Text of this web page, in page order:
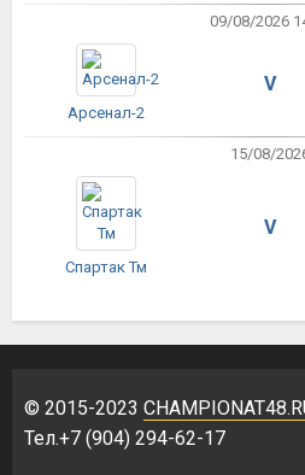
09/08/2026
Арсенал-2
V
15/08/
Спартак Тм
V
© 2015-2023
Тел.+7 (904) 294-62-17